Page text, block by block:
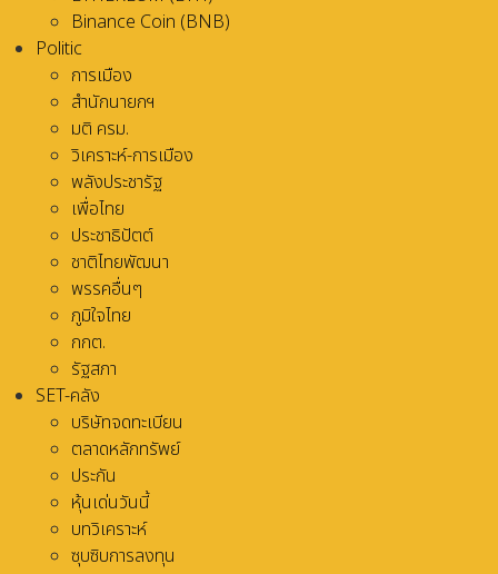
Binance Coin (BNB)
Politic
การเมือง
สำนักนายกฯ
มติ ครม.
วิเคราะห์-การเมือง
พลังประชารัฐ
เพื่อไทย
ประชาธิปัตต์
ชาติไทยพัฒนา
พรรคอื่นๆ
ภูมิใจไทย
กกต.
รัฐสภา
SET-คลัง
บริษัทจดทะเบียน
ตลาดหลักทรัพย์
ประกัน
หุ้นเด่นวันนี้
บทวิเคราะห์
ซุบซิบการลงทุน